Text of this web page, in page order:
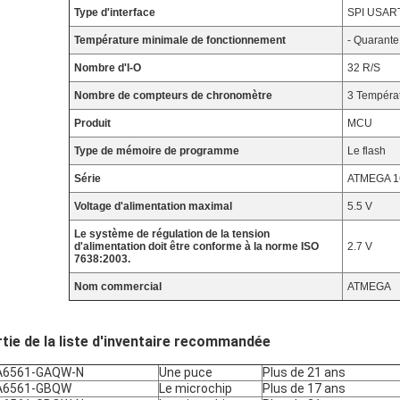
Type d'interface SPI
Température minimale de fonctionnement -
Nombre d'I-O 32 R/S
Nombre de compteurs de chronomètre 3
Produit MCU
Type de mémoire de programme Le flash
Série ATMEGA
Voltage d'alimentation maximal 5.5 V
Le système de régulation de la tension
d'alimentation doit être conforme à la norme ISO
7638:2003.
2.7 V
Nom commercial ATMEGA
de la liste d'inventaire recommandée
GAQW-N Une puce
Plus de 21 ans
GBQW
Le microchip
Plus de 17 ans